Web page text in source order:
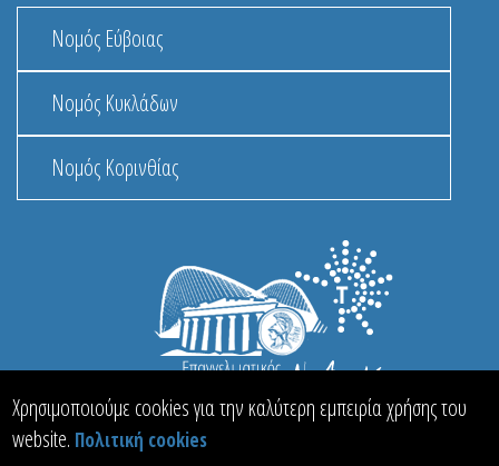
Νομός Εύβοιας
Νομός Κυκλάδων
Νομός Κορινθίας
Χρησιμοποιούμε cookies για την καλύτερη εμπειρία χρήσης του
website. Πολιτική cookies